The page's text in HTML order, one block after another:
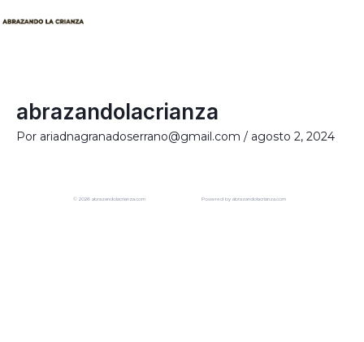
abrazandolacrianza
Por ariadnagranadoserrano@gmail.com / agosto 2, 2024
© 2026 abrazandolacrianza.com Powered by abrazandolacrianza.com